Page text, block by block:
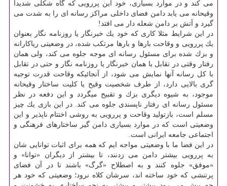
می كند و در موارد بسیاری، خود این پررویی كه گاه شكلی شدیدا
وقیحانه می یابد دامن فضای داخلی مراكز رسانه ای را به شدت می
گیرد و آتش بر دامن شعله دار می افتد!
در این شرایط مثلا كاری كه خود یك خبرنگار یا روزنامه نگار بعنوان
یك پررویی و وقاحت بارها و بارها مرتكب شده، در وضعیتی ریاكارانه
و بزك شده برای مسئول رسانه ای موجه جلوه می كند، ولی همان
رفتار وقتی در تقابل با همان خبرنگار یا روزنامه نگار و حتی در تقابل
با كل رسانه آنها نمایش می شود، از آنجائیكه وقاحت قدرت توجیه
گری بالایی دارد، از طرف شخصیت وقیح یا كلیت ساختار وقیحانه
موجود، به شیوه دیگری بزك و تقبیح میگردد و این دفعه در نظر
مسئول رسانه ای رفتار ناپسندی جلوه می كند. در این بازی یك چیز
مسلم است، بازتولید وقاحت و پررویی به روشی اختتام ناپذیر و این
وضعیتی است كه در موارد بسیاری دامن گیر ساختارهای فرهنگی و
اجتماعی جامعه ایرانی است.
در این فضا ما با وضعیتی مواجه ایم كه همه برای اثبات توانایی شان
به پررویی بیشتر دامن می زدنند، تا بیشتر از دیگران «توانا» و
«موفق» جلوه كنند و به اصطلاح «گرگ» باشند تا در آن فضای
پرتنشی كه خود ساخته اند، سرشان كلاه نرود؛ وضعیتی كه خود هر